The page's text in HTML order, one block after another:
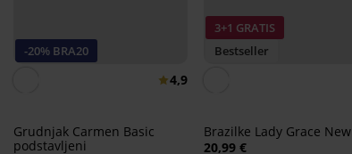
-20% BRA20
4,9
Grudnjak Carmen Basic
podstavljeni
3+1 GRATIS
Bestseller
Brazilke Lady Grace New
20,99 €